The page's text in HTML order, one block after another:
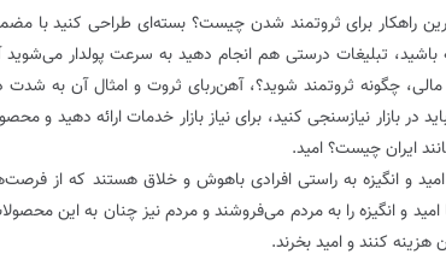
راهکار برای ثروتمند شدن چیست؟ بسته‌ای طراحی کنید با
تبلیغات درستی هم انجام دهید به سرعت پولدار
چگونه ثروتمند شوید؟، آهن‌ربای ثروت و امثال آن به
در بازار نیازسنجی کنید، برای نیاز بازار خدمات ارائه دهید و
ایران چیست؟ امید.
و انگیزه به راستی افرادی باهوش و خلاق هستند که از
هزینه کنند و امید بخرند.